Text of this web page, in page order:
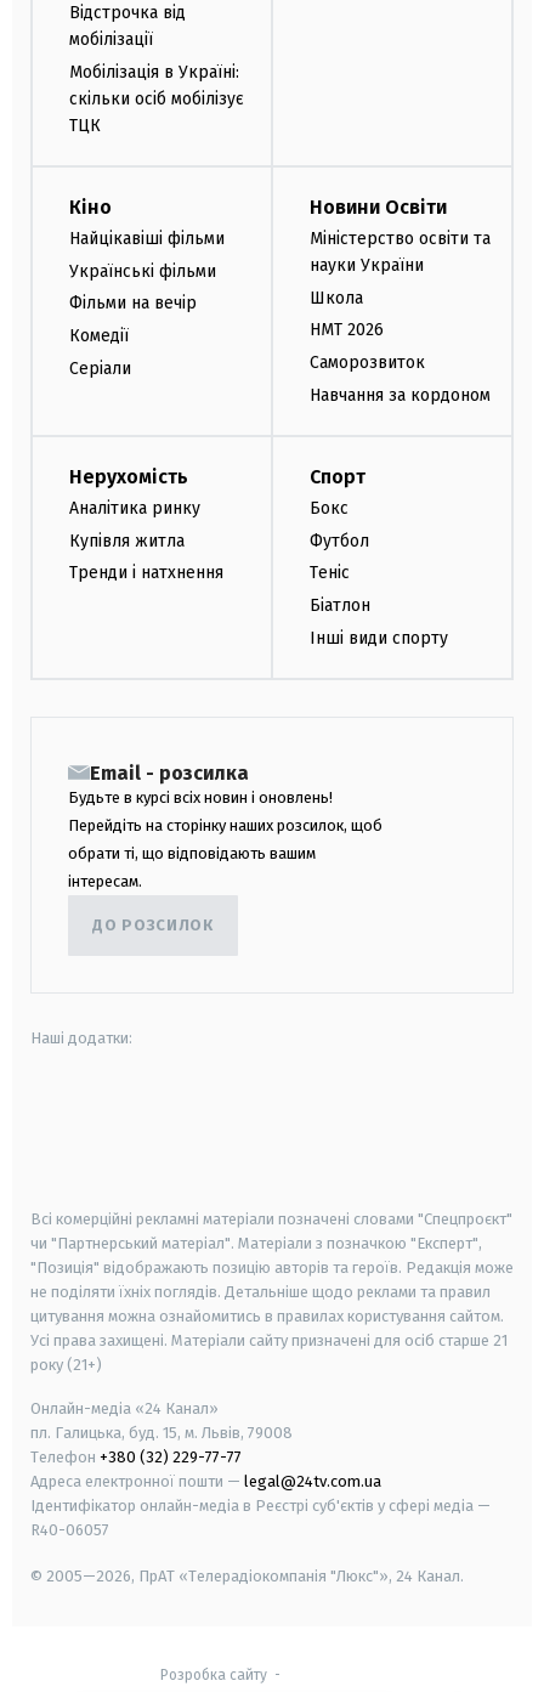
Відстрочка від
мобілізації
Мобілізація в Україні:
скільки осіб мобілізує
ТЦК
Кіно
Найцікавіші фільми
Українські фільми
Фільми на вечір
Комедії
Серіали
Новини Освіти
Міністерство освіти та
науки України
Школа
НМТ 2026
Саморозвиток
Навчання за кордоном
Нерухомість
Аналітика ринку
Купівля житла
Тренди і натхнення
Спорт
Бокс
Футбол
Теніс
Біатлон
Інші види спорту
Email - розсилка
Будьте в курсі всіх новин і оновлень!
Перейдіть на сторінку наших розсилок, щоб
обрати ті, що відповідають вашим
інтересам.
ДО РОЗСИЛОК
Наші додатки:
Всі комерційні рекламні матеріали позначені словами "Спецпроєкт"
чи "Партнерський матеріал". Матеріали з позначкою "Експерт",
"Позиція" відображають позицію авторів та героїв. Редакція може
не поділяти їхніх поглядів. Детальніше щодо реклами та правил
цитування можна ознайомитись в правилах користування сайтом.
Усі права захищені. Матеріали сайту призначені для осіб старше 21
року (21+)
Онлайн-медіа «24 Канал»
пл. Галицька, буд. 15, м. Львів, 79008
Телефон +380 (32) 229-77-77
Адреса електронної пошти — legal@24tv.com.ua
Ідентифікатор онлайн-медіа в Реєстрі суб'єктів у сфері медіа —
R40-06057
© 2005—2026, ПрАТ «Телерадіокомпанія "Люкс"», 24 Канал.
Розробка сайту-